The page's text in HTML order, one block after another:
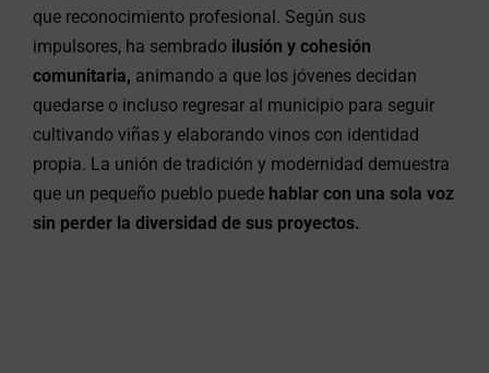
que reconocimiento profesional. Según sus
impulsores, ha sembrado ilusión y cohesión
comunitaria, animando a que los jóvenes decidan
quedarse o incluso regresar al municipio para seguir
cultivando viñas y elaborando vinos con identidad
propia. La unión de tradición y modernidad demuestra
que un pequeño pueblo puede hablar con una sola voz
sin perder la diversidad de sus proyectos.